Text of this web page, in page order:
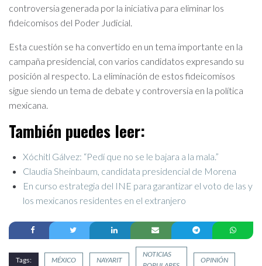
controversia generada por la iniciativa para eliminar los
fideicomisos del Poder Judicial.
Esta cuestión se ha convertido en un tema importante en la
campaña presidencial, con varios candidatos expresando su
posición al respecto. La eliminación de estos fideicomisos
sigue siendo un tema de debate y controversia en la política
mexicana.
También puedes leer:
Xóchitl Gálvez: “Pedí que no se le bajara a la mala.”
Claudia Sheinbaum, candidata presidencial de Morena
En curso estrategia del INE para garantizar el voto de las y
los mexicanos residentes en el extranjero
Tags: MÉXICO NAYARIT
NOTICIAS
OPINIÓN